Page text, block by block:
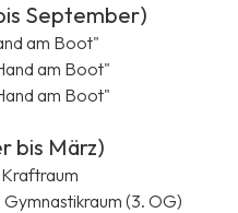
September)
am Boot"
am Boot"
am Boot"
bis März)
(3. OG)